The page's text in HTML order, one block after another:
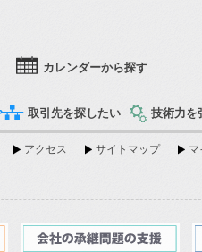
カレンダーから探す
取引先を探したい 技術力を
アクセス サイトマップ マ